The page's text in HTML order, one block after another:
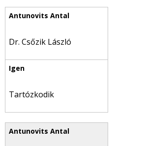
Dr. Csőzik László
Tartózkodik